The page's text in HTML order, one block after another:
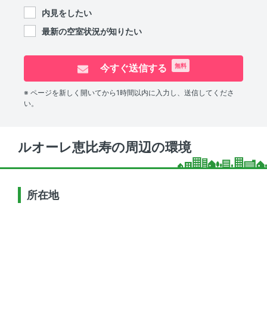
内見をしたい
最新の空室状況が知りたい
今すぐ送信する 無料
※ ページを新しく開いてから1時間以内に入力し、送信してくださ
い。
ルオーレ恵比寿の周辺の環境
所在地